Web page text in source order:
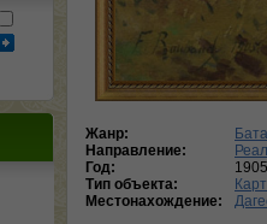
Жанр:
Направление:
Год:
1905
Тип объекта:
Местонахождение: